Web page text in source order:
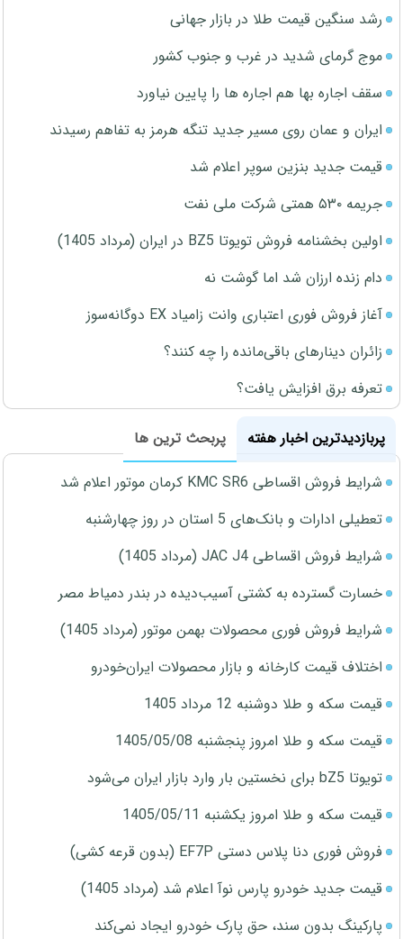
رشد سنگین قیمت طلا در بازار جهانی
موج گرمای شدید در غرب و جنوب کشور
سقف اجاره بها هم اجاره ها را پایین نیاورد
ایران و عمان روی مسیر جدید تنگه هرمز به تفاهم رسیدند
قیمت جدید بنزین سوپر اعلام شد
جریمه ۵۳۰ همتی شرکت ملی نفت
اولین بخشنامه فروش تویوتا BZ5 در ایران (مرداد 1405)
دام زنده ارزان شد اما گوشت نه
آغاز فروش فوری اعتباری وانت زامیاد EX دوگانه‌سوز
زائران دینارهای باقی‌مانده را چه کنند؟
تعرفه برق افزایش یافت؟
پربازدیدترین اخبار هفته
پربحث ترین ها
شرایط فروش اقساطی KMC SR6 کرمان موتور اعلام شد
تعطیلی ادارات و بانک‌های 5 استان در روز چهارشنبه
شرایط فروش اقساطی JAC J4 (مرداد 1405)
خسارت گسترده به کشتی آسیب‌دیده در بندر دمیاط مصر
شرایط فروش فوری محصولات بهمن موتور (مرداد 1405)
اختلاف قیمت کارخانه و بازار محصولات ایران‌خودرو
قیمت سکه و طلا دوشنبه 12 مرداد 1405
قیمت سکه و طلا امروز پنجشنبه 1405/05/08
تویوتا bZ5 برای نخستین بار وارد بازار ایران می‌شود
قیمت سکه و طلا امروز یکشنبه 1405/05/11
فروش فوری دنا پلاس دستی EF7P (بدون قرعه کشی)
قیمت جدید خودرو پارس نوآ اعلام شد (مرداد 1405)
پارکینگ بدون سند، حق پارک خودرو ایجاد نمی‌کند